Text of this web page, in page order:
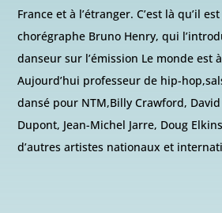
France et à l’étranger. C’est là qu’il
chorégraphe Bruno Henry, qui
danseur sur l’émission Le monde est
Aujourd’hui professeur de hip-
dansé pour NTM,Billy Crawford,
Dupont, Jean-Michel Jarre, Doug
d’autres artistes nationaux et